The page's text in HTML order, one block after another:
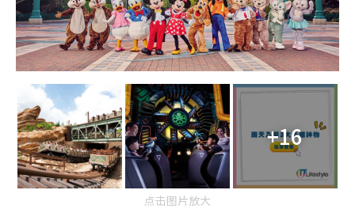
+16
点击图片放大